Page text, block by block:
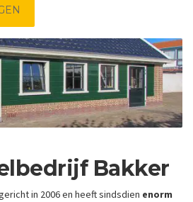
Bakker
in 2006 en heeft sindsdien enorm